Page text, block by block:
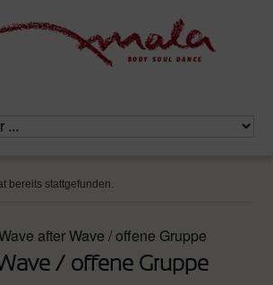
bereits stattgefunden.
after Wave / offene Gruppe
/ offene Gruppe